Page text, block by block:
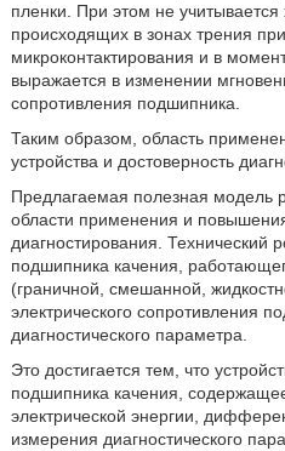
пленки. При этом не учитывается
происходящих в зонах трения при
микроконтактирования и в
выражается в изменении
сопротивления подшипника.
Таким образом, область
устройства и достоверность
Предлагаемая полезная модель
области применения и
диагностирования. Технический
подшипника качения,
(граничной, смешанной,
электрического сопротивления
диагностического параметра.
Это достигается тем, что
подшипника качения,
электрической энергии,
измерения диагностического